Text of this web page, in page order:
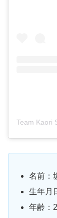
名前：
生年月
年齢：